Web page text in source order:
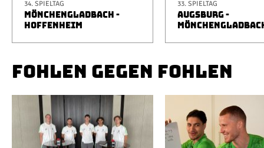
34. SPIELTAG
MÖNCHENGLADBACH -
HOFFENHEIM
33. SPIELTAG
AUGSBURG -
FOHLEN GEGEN FOHLEN